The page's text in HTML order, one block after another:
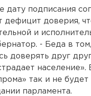
дату подписания
дефицит доверия,
и
- Беда в
доверять друг
население».
так и не
парламента.